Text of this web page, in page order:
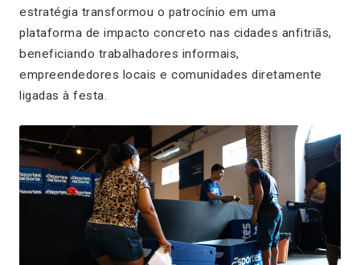
estratégia transformou o patrocínio em uma
plataforma de impacto concreto nas cidades anfitriãs,
beneficiando trabalhadores informais,
empreendedores locais e comunidades diretamente
ligadas à festa.